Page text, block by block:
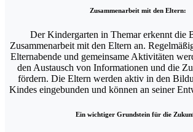
Zusammenarbeit mit den Eltern:
Der Kindergarten in Themar erkennt die
Zusammenarbeit mit den Eltern an.
Elternabende und gemeinsame Aktivitäten
den Austausch von Informationen und die
fördern. Die Eltern werden aktiv in den
Kindes eingebunden und können an seiner
Ein wichtiger Grundstein für die